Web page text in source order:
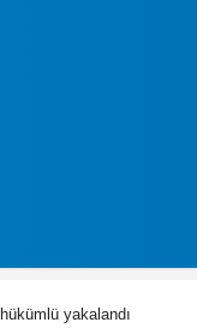
yakalandı